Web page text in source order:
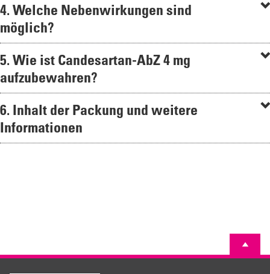
4. Welche Nebenwirkungen sind
möglich?
5. Wie ist Candesartan-AbZ 4 mg
aufzubewahren?
6. Inhalt der Packung und weitere
Informationen